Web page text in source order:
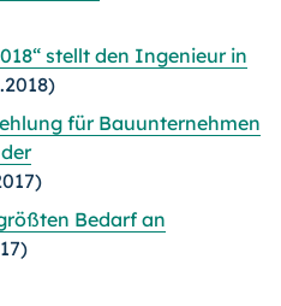
stellt den Ingenieur in
für Bauunternehmen
Bedarf an